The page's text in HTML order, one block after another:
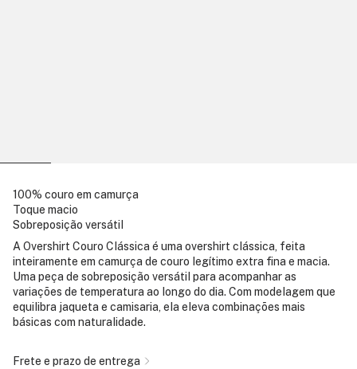
100% couro em camurça
Toque macio
Sobreposição versátil
A Overshirt Couro Clássica é uma overshirt clássica, feita
inteiramente em camurça de couro legítimo extra fina e macia.
Uma peça de sobreposição versátil para acompanhar as
variações de temperatura ao longo do dia. Com modelagem que
equilibra jaqueta e camisaria, ela eleva combinações mais
básicas com naturalidade.
Frete e prazo de entrega